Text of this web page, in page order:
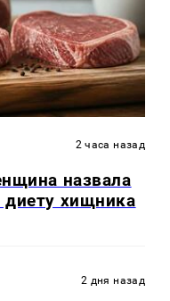
2 часа назад
назвала
хищника
2 дня назад